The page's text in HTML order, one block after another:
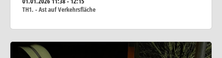
TH1. - Ast auf Verkehrsfläche